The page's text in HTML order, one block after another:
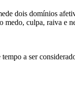
dois domínios
medo, culpa, raiva
a ser